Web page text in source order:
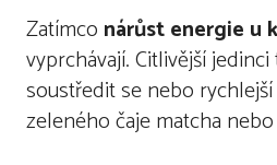
Zatímco nárůst energie u
vyprchávají. Citlivější
soustředit se nebo
zeleného čaje matcha